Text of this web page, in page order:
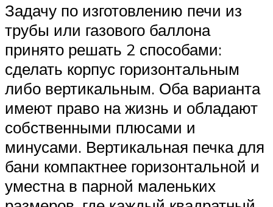
Задачу по изготовлению печи из
трубы или газового баллона
принято решать 2 способами:
сделать корпус горизонтальным
либо вертикальным. Оба варианта
имеют право на жизнь и обладают
собственными плюсами и
минусами. Вертикальная печка для
бани компактнее горизонтальной и
уместна в парной маленьких